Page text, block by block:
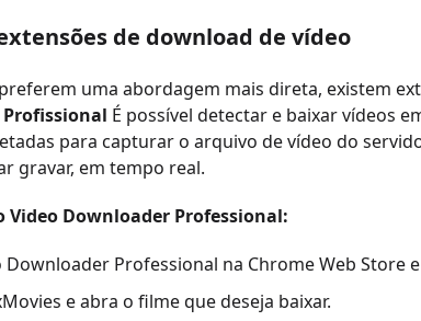
de download de vídeo
uma abordagem mais direta, existem
Profissional É possível detectar e baixar vídeos
para capturar o arquivo de vídeo do
gravar, em tempo real.
Video Downloader Professional:
Downloader Professional na Chrome Web Store
e abra o filme que deseja baixar.